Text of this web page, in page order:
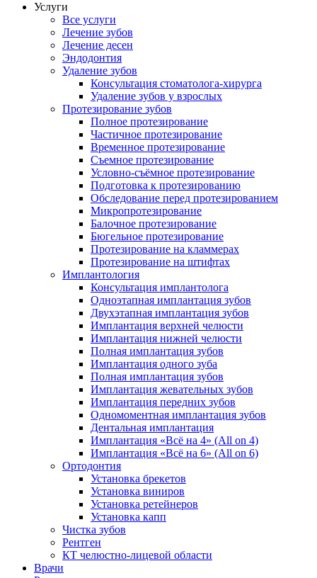
Услуги
Все услуги
Лечение зубов
Лечение десен
Эндодонтия
Удаление зубов
Консультация стоматолога-хирурга
Удаление зубов у взрослых
Протезирование зубов
Полное протезирование
Частичное протезирование
Временное протезирование
Съемное протезирование
Условно-съёмное протезирование
Подготовка к протезированию
Обследование перед протезированием
Микропротезирование
Балочное протезирование
Бюгельное протезирование
Протезирование на кламмерах
Протезирование на штифтах
Имплантология
Консультация имплантолога
Одноэтапная имплантация зубов
Двухэтапная имплантация зубов
Имплантация верхней челюсти
Имплантация нижней челюсти
Полная имплантация зубов
Имплантация одного зуба
Полная имплантация зубов
Имплантация жевательных зубов
Имплантация передних зубов
Одномоментная имплантация зубов
Дентальная имплантация
Имплантация «Всё на 4» (All on 4)
Имплантация «Всё на 6» (All on 6)
Ортодонтия
Установка брекетов
Установка виниров
Установка ретейнеров
Установка капп
Чистка зубов
Рентген
КТ челюстно-лицевой области
Врачи